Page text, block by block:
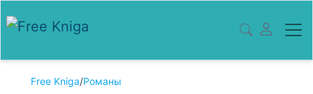
Free Kniga/Романы